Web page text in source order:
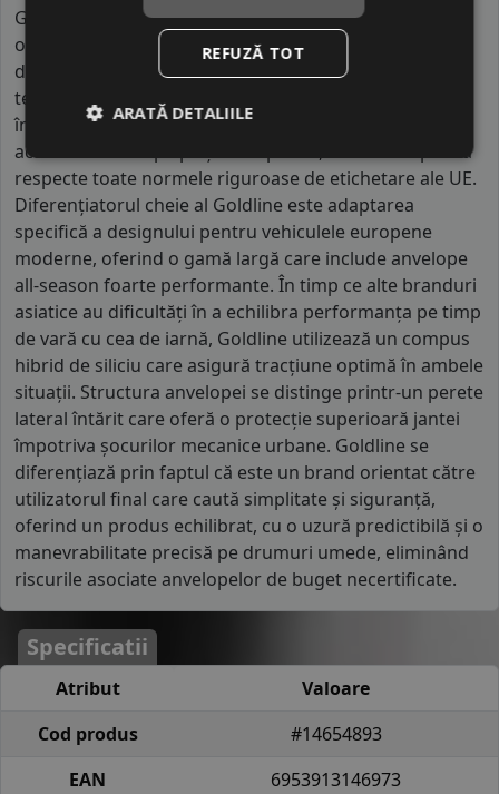
Goldline este un brand privat dezvoltat de grupul
olandez Van den Ban, fiind produs în fabrici partenere
de mari dimensiuni din Asia sub o supraveghere
tehnică europeană strictă. Cu mii de angajați implicați
în procesele de vulcanizare și logistică, Goldline
activează intens pe piața europeană, fiind conceput să
respecte toate normele riguroase de etichetare ale UE.
Diferențiatorul cheie al Goldline este adaptarea
specifică a designului pentru vehiculele europene
moderne, oferind o gamă largă care include anvelope
all-season foarte performante. În timp ce alte branduri
asiatice au dificultăți în a echilibra performanța pe timp
de vară cu cea de iarnă, Goldline utilizează un compus
hibrid de siliciu care asigură tracțiune optimă în ambele
situații. Structura anvelopei se distinge printr-un perete
lateral întărit care oferă o protecție superioară jantei
împotriva șocurilor mecanice urbane. Goldline se
diferențiază prin faptul că este un brand orientat către
utilizatorul final care caută simplitate și siguranță,
oferind un produs echilibrat, cu o uzură predictibilă și o
manevrabilitate precisă pe drumuri umede, eliminând
riscurile asociate anvelopelor de buget necertificate.
Specificatii
Atribut
Valoare
Cod produs
#14654893
EAN
6953913146973
REFUZĂ TOT
ARATĂ DETALIILE